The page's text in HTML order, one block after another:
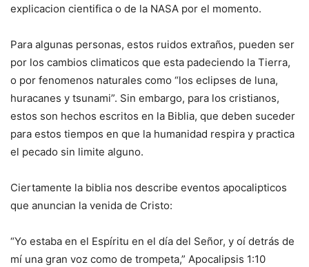
explicacion cientifica o de la NASA por el momento.
Para algunas personas, estos ruidos extraños, pueden ser
por los cambios climaticos que esta padeciendo la Tierra,
o por fenomenos naturales como “los eclipses de luna,
huracanes y tsunami”. Sin embargo, para los cristianos,
estos son hechos escritos en la Biblia, que deben suceder
para estos tiempos en que la humanidad respira y practica
el pecado sin limite alguno.
Ciertamente la biblia nos describe eventos apocalipticos
que anuncian la venida de Cristo:
“Yo estaba en el Espíritu en el día del Señor, y oí detrás de
mí una gran voz como de trompeta,” Apocalipsis 1:10